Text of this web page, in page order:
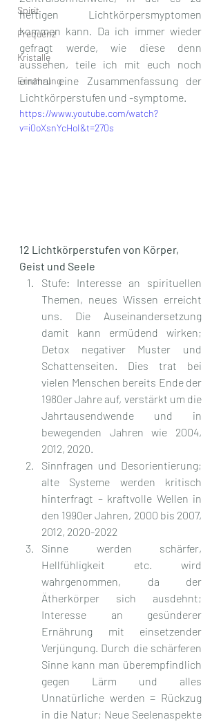
Spirit
Frequenz
Kristalle
Ernährung
heftigen Lichtkörpersmyptomen
kommen kann. Da ich immer wieder
gefragt werde, wie diese denn
aussehen, teile ich mit euch noch
einmal eine Zusammenfassung der
Lichtkörperstufen und -symptome.
https://www.youtube.com/watch?
v=i0oXsnYcHoI&t=270s
12 Lichtkörperstufen von Körper,
Geist und Seele
Stufe: Interesse an spirituellen
Themen, neues Wissen erreicht
uns. Die Auseinandersetzung
damit kann ermüdend wirken;
Detox negativer Muster und
Schattenseiten. Dies trat bei
vielen Menschen bereits Ende der
1980er Jahre auf, verstärkt um die
Jahrtausendwende und in
bewegenden Jahren wie 2004,
2012, 2020.
Sinnfragen und Desorientierung;
alte Systeme werden kritisch
hinterfragt – kraftvolle Wellen in
den 1990er Jahren, 2000 bis 2007,
2012, 2020-2022
Sinne werden schärfer,
Hellfühligkeit etc. wird
wahrgenommen, da der
Ätherkörper sich ausdehnt;
Interesse an gesünderer
Ernährung mit einsetzender
Verjüngung. Durch die schärferen
Sinne kann man überempfindlich
gegen Lärm und alles
Unnatürliche werden = Rückzug
in die Natur; Neue Seelenaspekte